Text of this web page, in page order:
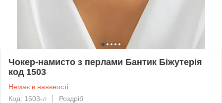
Чокер-намисто з перлами Бантик Біжутерія
код 1503
Немає в наявності
Код: 1503-л
Роздріб